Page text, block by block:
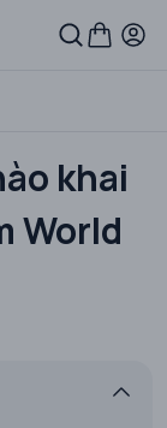
khai
World